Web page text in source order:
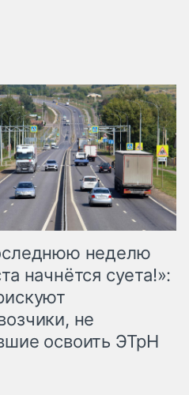
неделю
начнётся суета!»:
не
освоить ЭТрН